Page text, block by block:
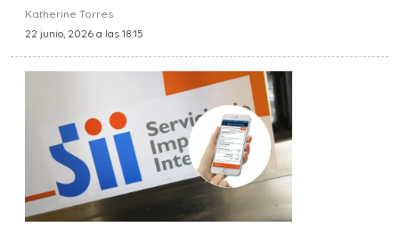
Katherine Torres
22 junio, 2026 a las 18:15